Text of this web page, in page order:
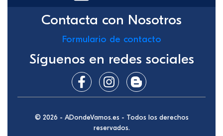
Contacta con Nosotros
Formulario de contacto
Síguenos en redes sociales
© 2026 - ADondeVamos.es - Todos los derechos
reservados.